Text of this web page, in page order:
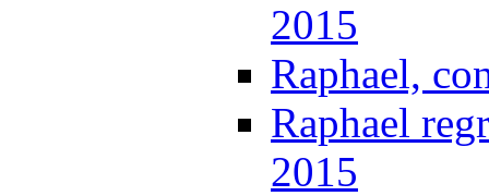
2015
Raphael,
Raphael
2015